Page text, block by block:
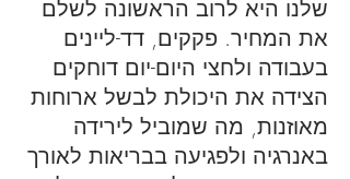
שלנו היא לרוב הראשונה לשלם
את המחיר. פקקים, דד-ליינים
בעבודה ולחצי היום-יום דוחקים
הצידה את היכולת לבשל ארוחות
מאוזנות, מה שמוביל לירידה
באנרגיה ולפגיעה בבריאות לאורך